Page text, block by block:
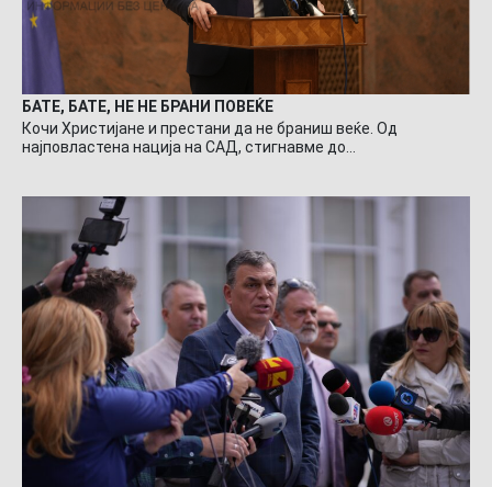
БАТЕ, БАТЕ, НЕ НЕ БРАНИ ПОВЕЌЕ
Кочи Христијане и престани да не браниш веќе. Од
најповластена нација на САД, стигнавме до…